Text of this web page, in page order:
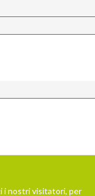
i nostri visitatori, per